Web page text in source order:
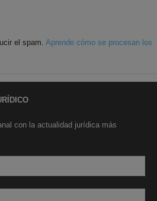
el spam. Aprende cómo se procesan los
con la actualidad jurídica más